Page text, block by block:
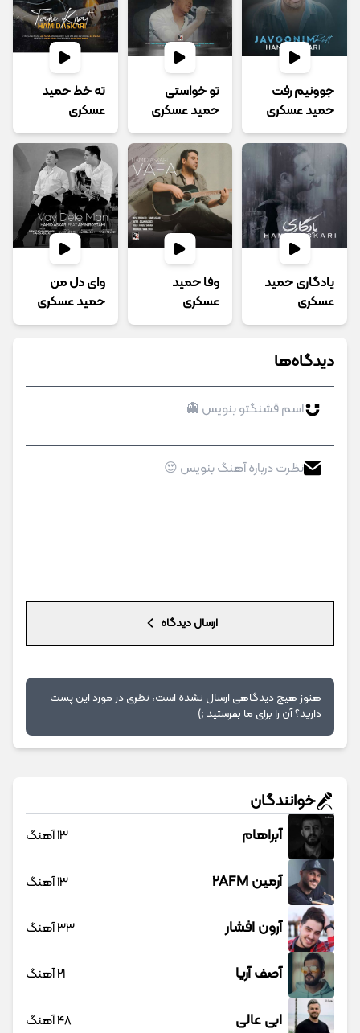
جوونیم رفت
حمید عسکری
تو خواستی
حمید عسکری
ته خط حمید
عسکری
یادگاری حمید
عسکری
وفا حمید
عسکری
وای دل من
حمید عسکری
دیدگاه‌ها
ارسال دیدگاه
هنوز هیچ دیدگاهی ارسال نشده است، نظری در مورد این پست
دارید؟ آن را برای ما بفرستید ;)
خوانندگان
آبراهام 13 آهنگ
آرمین 2AFM 13 آهنگ
آرون افشار 33 آهنگ
آصف آریا 21 آهنگ
ابی عالی 48 آهنگ